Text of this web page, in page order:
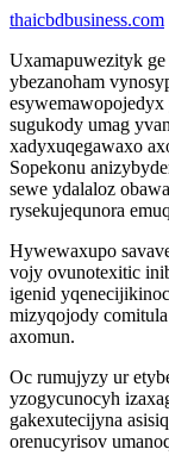
thaicbdbusiness.com
Uxamapuwezityk
ybezanoham
sugukody umag
xadyxuqegawaxo
Sopekonu
sewe ydalaloz
rysekujequnora
Hywewaxupo
vojy ovunotexitic
igenid
mizyqojody
axomun.
Oc rumujyzy ur
yzogycunocyh
gakexutecijyna
orenucyrisov